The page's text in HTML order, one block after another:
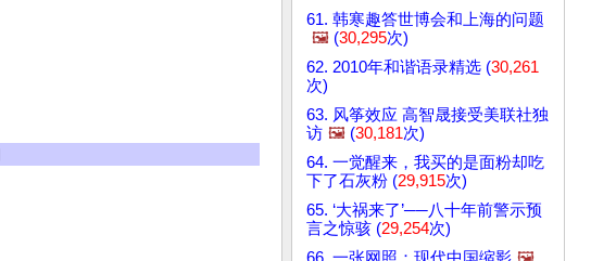
61. 韩寒趣答世博会和上海的问题
🖼️ (30,295次)
62. 2010年和谐语录精选 (30,261
次)
63. 风筝效应 高智晟接受美联社独
访 🖼️ (30,181次)
64. 一觉醒来，我买的是面粉却吃
下了石灰粉 (29,915次)
65. ‘大祸来了’──八十年前警示预
言之惊骇 (29,254次)
66. 一张网照：现代中国缩影 🖼️